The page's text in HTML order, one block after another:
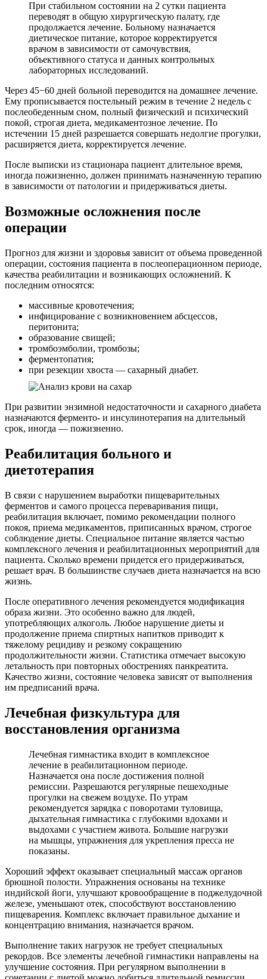
При стабильном состоянии на 2 сутки пациента
переводят в общую хирургическую палату, где
продолжается лечение. Больному назначается
диетическое питание, которое корректируется
врачом в зависимости от самочувствия,
объективного статуса и данных контрольных
лабораторных исследований.
Через 45−60 дней больной переводится на домашнее лечение.
Ему прописывается постельный режим в течение 2 недель с
послеобеденным сном, полный физический и психический
покой, строгая диета, медикаментозное лечение. По
истечении 15 дней разрешается совершать недолгие прогулки,
расширяется диета, корректируется лечение.
После выписки из стационара пациент длительное время,
иногда пожизненно, должен принимать назначенную терапию
в зависимости от патологии и придерживаться диеты.
Возможные осложнения после
операции
Прогноз для жизни и здоровья зависит от объема проведенной
операции, состояния пациента в послеоперационном периоде,
качества реабилитации и возникающих осложнений. К
последним относятся:
массивные кровотечения;
инфицирование с возникновением абсцессов,
перитонита;
образование свищей;
тромбоэмболии, тромбозы;
ферментопатия;
при резекции хвоста — сахарный диабет.
При развитии энзимной недостаточности и сахарного диабета
назначаются ферменто- и инсулинотерапия на длительный
срок, иногда — пожизненно.
Реабилитация больного и
диетотерапия
В связи с нарушением выработки пищеварительных
ферментов и самого процесса переваривания пищи,
реабилитация включает, помимо рекомендации полного
покоя, приема медикаментов, приписанных врачом, строгое
соблюдение диеты. Специальное питание является частью
комплексного лечения и реабилитационных мероприятий для
пациента. Сколько времени придется его придерживаться,
решает врач. В большинстве случаев диета назначается на всю
жизнь.
После оперативного лечения рекомендуется модификация
образа жизни. Это особенно важно для людей,
употребляющих алкоголь. Любое нарушение диеты и
продолжение приема спиртных напитков приводит к
тяжелому рецидиву и резкому сокращению
продолжительности жизни. Статистика отмечает высокую
летальность при повторных обострениях панкреатита.
Качество жизни, состояние человека зависят от выполнения
им предписаний врача.
Лечебная физкультура для
восстановления организма
Лечебная гимнастика входит в комплексное
лечение в реабилитационном периоде.
Назначается она после достижения полной
ремиссии. Разрешаются регулярные пешеходные
прогулки на свежем воздухе. По утрам
рекомендуется зарядка с поворотами туловища,
дыхательная гимнастика с глубокими вдохами и
выдохами с участием живота. Большие нагрузки
на мышцы, упражнения для укрепления пресса не
показаны.
Хороший эффект оказывает специальный массаж органов
брюшной полости. Упражнения основаны на технике
индийской йоги, улучшают кровообращение в поджелудочной
железе, уменьшают отек, способствуют восстановлению
пищеварения. Комплекс включает правильное дыхание и
концентрацию внимания, назначается врачом.
Выполнение таких нагрузок не требует специальных
рекордов. Все элементы лечебной гимнастики направлены на
улучшение состояния. При регулярном выполнении в